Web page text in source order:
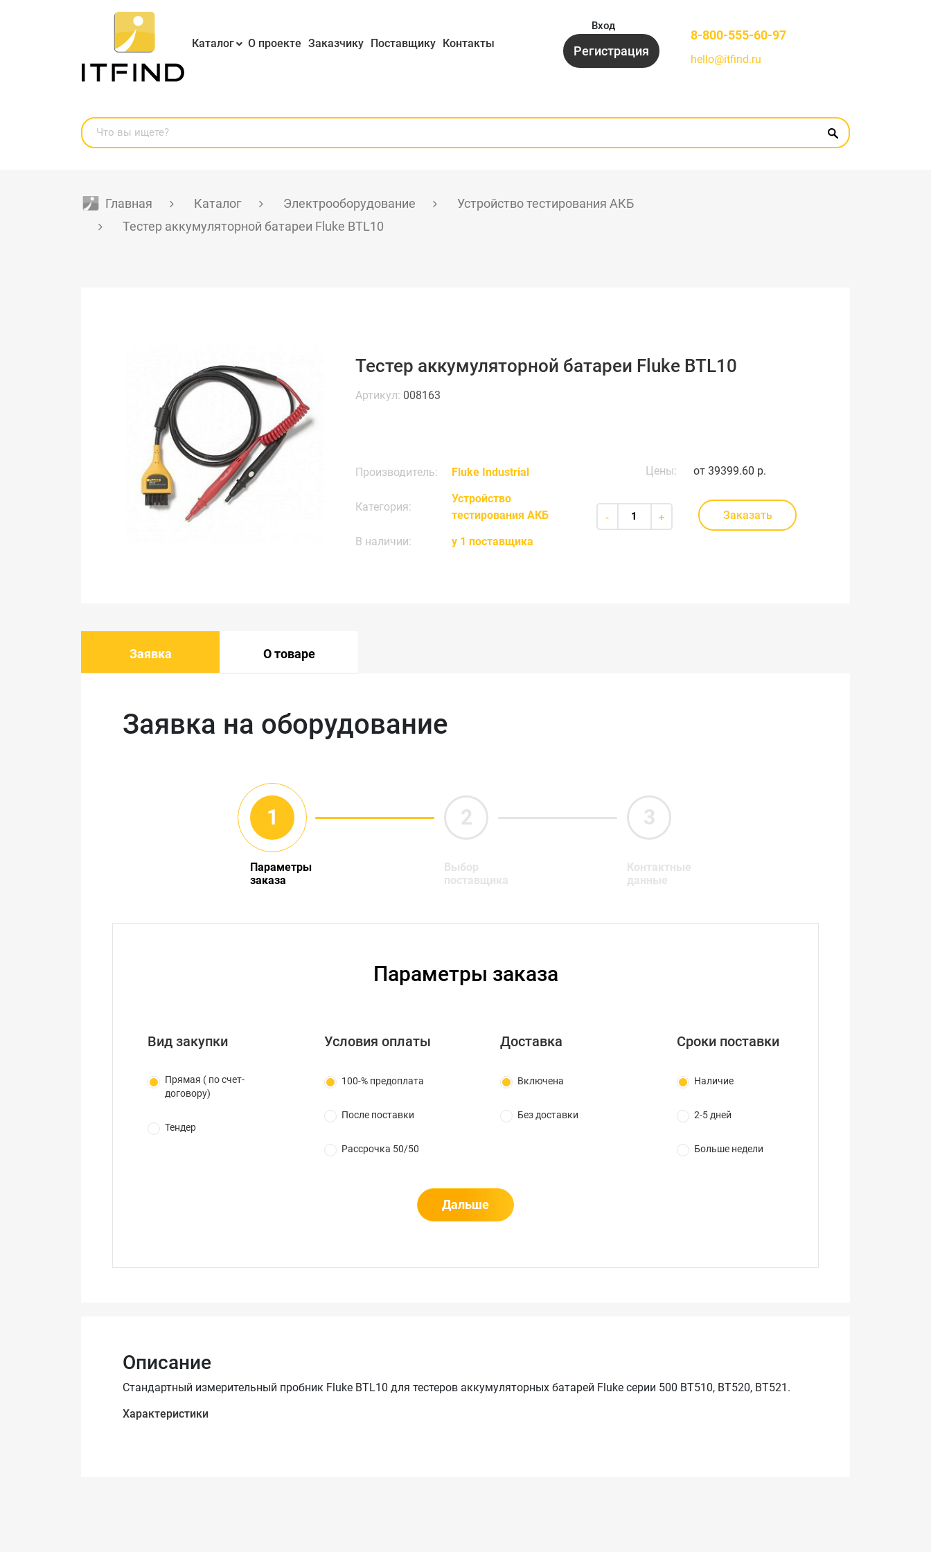
Каталог О проекте Заказчику Поставщику Контакты
Вход
Регистрация
8-800-555-60-97
hello@itfind.ru
Главная Каталог Электрооборудование
Устройство тестирования АКБ
Тестер аккумуляторной батареи Fluke BTL10
Тестер аккумуляторной батареи Fluke BTL10
Артикул: 008163
Производитель: Fluke Industrial
Категория:
Устройство
тестирования АКБ
В наличии:
у 1 поставщика
Цены: от39399.60 р.
- + Заказать
Заявка О товаре
Описание
Стандартный измерительный пробник Fluke BTL10 для тестеров аккумуляторных батарей Fluke серии 500 BT510, BT520, BT521.
Характеристики
Заявка на оборудование
Параметры
заказа
Выбор
поставщика
Контактные
данные
Параметры заказа
Вид закупки
Прямая ( по счет-
договору)
Тендер
Условия оплаты
100-% предоплата
После поставки
Рассрочка 50/50
Доставка
Включена
Без доставки
Сроки поставки
Наличие
2-5 дней
Больше недели
Дальше